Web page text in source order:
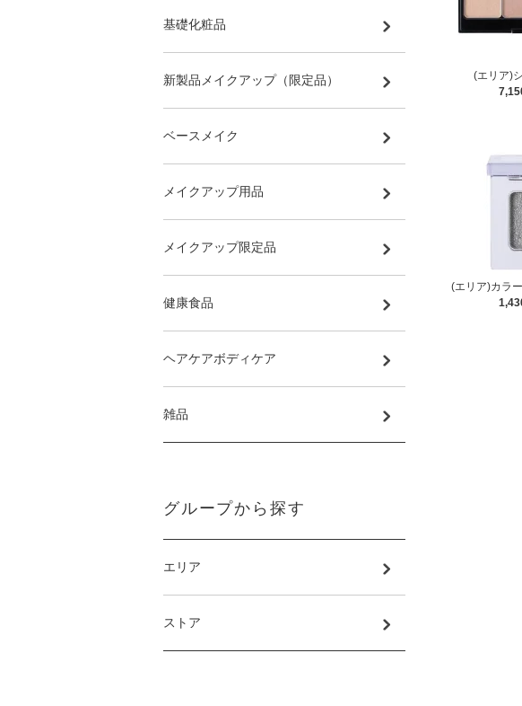
(エリア)
(エリア)カラ
基礎化粧品
新製品メイクアップ（限定品）
ベースメイク
メイクアップ用品
メイクアップ限定品
健康食品
ヘアケアボディケア
雑品
グループから探す
エリア
ストア